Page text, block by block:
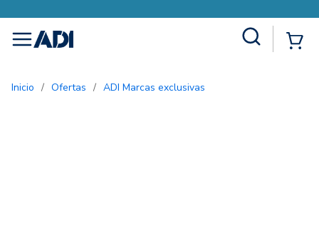
menu
Inicio / Ofertas / ADI Marcas exclusivas